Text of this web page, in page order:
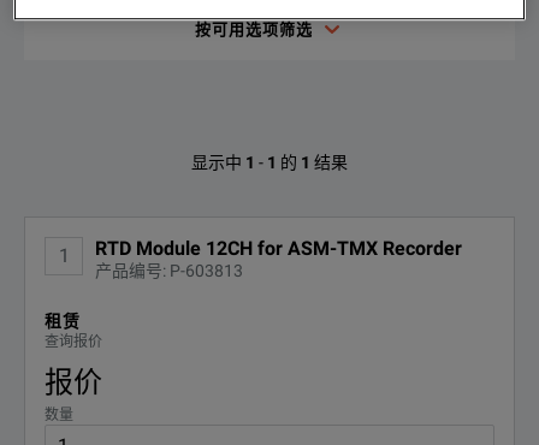
索
按可用选项筛选
AstroNova IRTD-12的可用选项
显示中 1 - 1 的 1 结果
1 RTD Module 12CH for ASM-TMX Recorder
产品编号: P-603813
租赁
查询报价
报价
数量